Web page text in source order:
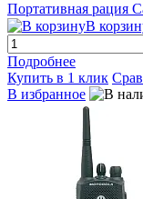
Портативная рация
В
Подробнее
Купить в 1 клик
В избранное